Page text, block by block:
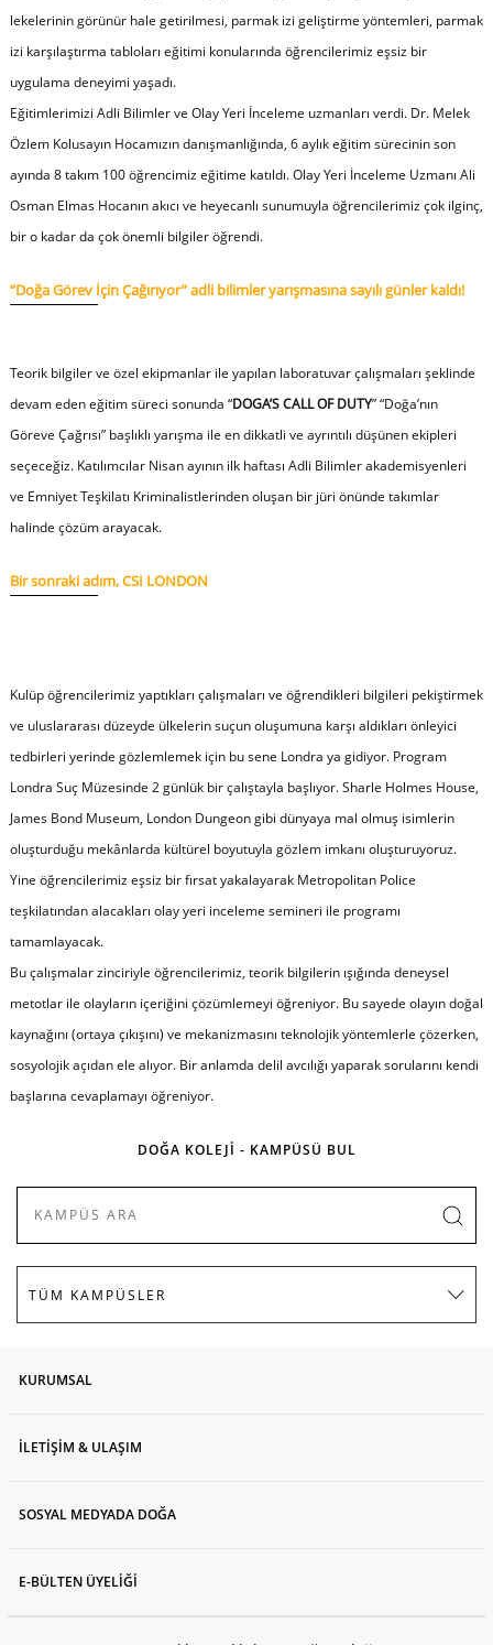
lekelerinin görünür hale getirilmesi, parmak izi geliştirme yöntemleri, parmak
izi karşılaştırma tabloları eğitimi konularında öğrencilerimiz eşsiz bir
uygulama deneyimi yaşadı.
Eğitimlerimizi Adli Bilimler ve Olay Yeri İnceleme uzmanları verdi. Dr. Melek
Özlem Kolusayın Hocamızın danışmanlığında, 6 aylık eğitim sürecinin son
ayında 8 takım 100 öğrencimiz eğitime katıldı. Olay Yeri İnceleme Uzmanı Ali
Osman Elmas Hocanın akıcı ve heyecanlı sunumuyla öğrencilerimiz çok ilginç,
bir o kadar da çok önemli bilgiler öğrendi.
“Doğa Görev İçin Çağırıyor” adli bilimler yarışmasına sayılı günler kaldı!
Teorik bilgiler ve özel ekipmanlar ile yapılan laboratuvar çalışmaları şeklinde
devam eden eğitim süreci sonunda “DOGA’S CALL OF DUTY” “Doğa’nın
Göreve Çağrısı” başlıklı yarışma ile en dikkatli ve ayrıntılı düşünen ekipleri
seçeceğiz. Katılımcılar Nisan ayının ilk haftası Adli Bilimler akademisyenleri
ve Emniyet Teşkilatı Kriminalistlerinden oluşan bir jüri önünde takımlar
halinde çözüm arayacak.
Bir sonraki adım, CSI LONDON
Kulüp öğrencilerimiz yaptıkları çalışmaları ve öğrendikleri bilgileri pekiştirmek
ve uluslararası düzeyde ülkelerin suçun oluşumuna karşı aldıkları önleyici
tedbirleri yerinde gözlemlemek için bu sene Londra ya gidiyor. Program
Londra Suç Müzesinde 2 günlük bir çalıştayla başlıyor. Sharle Holmes House,
James Bond Museum, London Dungeon gibi dünyaya mal olmuş isimlerin
oluşturduğu mekânlarda kültürel boyutuyla gözlem imkanı oluşturuyoruz.
Yine öğrencilerimiz eşsiz bir fırsat yakalayarak Metropolitan Police
teşkilatından alacakları olay yeri inceleme semineri ile programı
tamamlayacak.
Bu çalışmalar zinciriyle öğrencilerimiz, teorik bilgilerin ışığında deneysel
metotlar ile olayların içeriğini çözümlemeyi öğreniyor. Bu sayede olayın doğal
kaynağını (ortaya çıkışını) ve mekanizmasını teknolojik yöntemlerle çözerken,
sosyolojik açıdan ele alıyor. Bir anlamda delil avcılığı yaparak sorularını kendi
başlarına cevaplamayı öğreniyor.
DOĞA KOLEJİ - KAMPÜSÜ BUL
KURUMSAL
İLETİŞİM & ULAŞIM
SOSYAL MEDYADA DOĞA
E-BÜLTEN ÜYELİĞİ